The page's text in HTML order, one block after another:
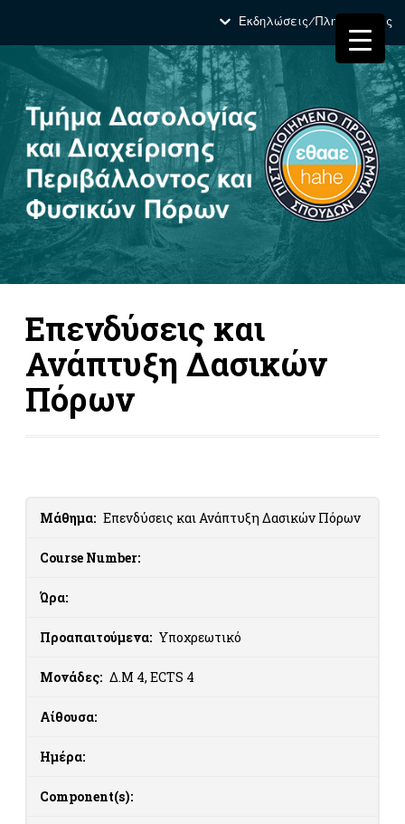
Εκδηλώσεις/Πληροφορίες
Επενδύσεις και
Ανάπτυξη Δασικών
Πόρων
Μάθημα: Επενδύσεις και Ανάπτυξη Δασικών Πόρων
Course Number:
Ώρα:
Προαπαιτούμενα: Υποχρεωτικό
Μονάδες: Δ.Μ 4, ECTS 4
Αίθουσα:
Ημέρα:
Component(s):